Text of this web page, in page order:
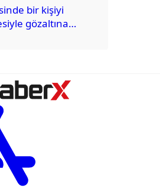
bir kişiyi
gözaltına
tutuklandı.
açıklamada,